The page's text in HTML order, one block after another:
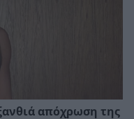
απόχρωση της